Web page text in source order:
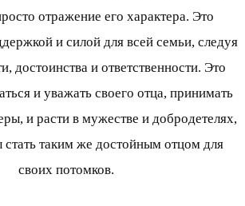
отражение его характера. Это
и силой для всей семьи, следуя
достоинства и ответственности. Это
и уважать своего отца, принимать
и расти в мужестве и добродетелях,
таким же достойным отцом для
своих потомков.